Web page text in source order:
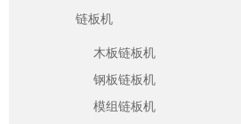
链板机
木板链板机
钢板链板机
模组链板机